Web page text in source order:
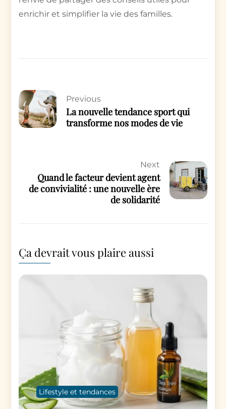
enrichir et simplifier la vie des familles.
Previous
La nouvelle tendance sport qui
transforme nos modes de vie
Next
Quand le facteur devient agent
de convivialité : une nouvelle ère
de solidarité
Ça devrait vous plaire aussi
Lifestyle et tendances